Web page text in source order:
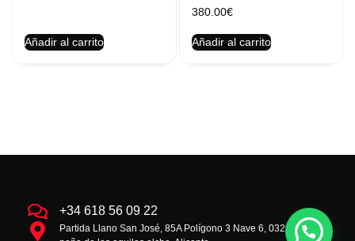
Añadir al carrito
380.00€
Añadir al carrito
+34 618 56 09 22
Partida Llano San José, 85A Polígono 3 Nave 6, 03293 la